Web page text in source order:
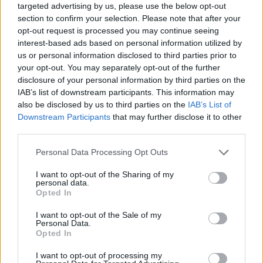
targeted advertising by us, please use the below opt-out
section to confirm your selection. Please note that after your
opt-out request is processed you may continue seeing
interest-based ads based on personal information utilized by
us or personal information disclosed to third parties prior to
your opt-out. You may separately opt-out of the further
disclosure of your personal information by third parties on the
IAB’s list of downstream participants. This information may
also be disclosed by us to third parties on the IAB’s List of
Downstream Participants that may further disclose it to other
Personal Data Processing Opt Outs
I want to opt-out of the Sharing of my
personal data.
Opted In
I want to opt-out of the Sale of my
Personal Data.
Opted In
I want to opt-out of processing my
Ξεκίνησε το πενταετές
πρόγραμμα ενίσχυσης του
Τύπου
στήριξης- Κάλυψη εισφορών
ΕΔΟΕΑΠ
IAB Hellas: Νέα Διοικούσα Επιτροπή και νέο Διοικητικό Συμβούλιο -
Πρόεδρος ο Γαληνός Γιαγλής
Νέο Audi A2 e-tron με στόχο
αποδοτικότητας
Η Chery επενδύει 75 εκατ.
Το FIAT 500 Hybrid τώρα από 18.990 ευρώ
την εκπληκτική ενέργεια των
κατακτήσω το ΝΒΑ Europe με τη